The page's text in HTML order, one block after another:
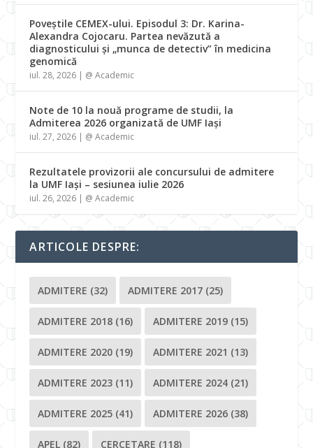
Poveștile CEMEX-ului. Episodul 3: Dr. Karina-
Alexandra Cojocaru. Partea nevăzută a
diagnosticului și „munca de detectiv” în medicina
genomică
iul. 28, 2026 | @ Academic
Note de 10 la nouă programe de studii, la
Admiterea 2026 organizată de UMF Iași
iul. 27, 2026 | @ Academic
Rezultatele provizorii ale concursului de admitere
la UMF Iași – sesiunea iulie 2026
iul. 26, 2026 | @ Academic
ARTICOLE DESPRE:
ADMITERE (32) ADMITERE 2017 (25)
ADMITERE 2018 (16) ADMITERE 2019 (15)
ADMITERE 2020 (19) ADMITERE 2021 (13)
ADMITERE 2023 (11) ADMITERE 2024 (21)
ADMITERE 2025 (41) ADMITERE 2026 (38)
APEL (82) CERCETARE (118)